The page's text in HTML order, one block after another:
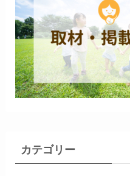
カテゴリー